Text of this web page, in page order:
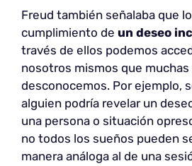
Freud también señalaba que
cumplimiento de un deseo
través de ellos podemos
nosotros mismos que muchas
desconocemos. Por ejemplo,
alguien podría revelar un
una persona o situación
no todos los sueños pueden
manera análoga al de una